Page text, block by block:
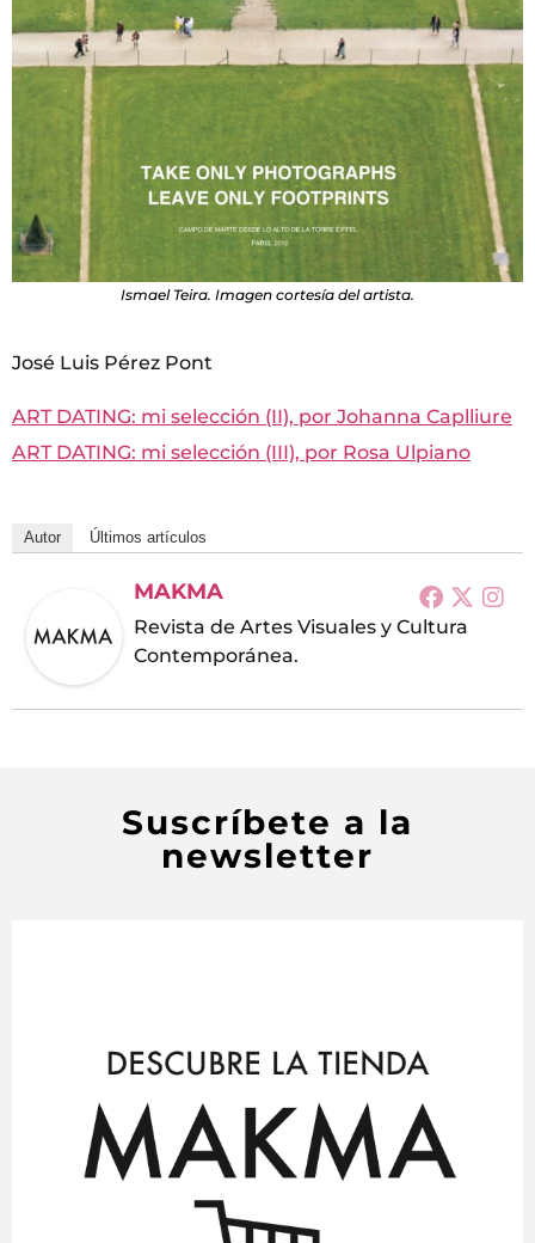
Ismael Teira. Imagen cortesía del artista.
José Luis Pérez Pont
ART DATING: mi selección (II), por Johanna Caplliure
ART DATING: mi selección (III), por Rosa Ulpiano
Autor Últimos artículos
MAKMA
Revista de Artes Visuales y Cultura
Contemporánea.
Suscríbete a la
newsletter